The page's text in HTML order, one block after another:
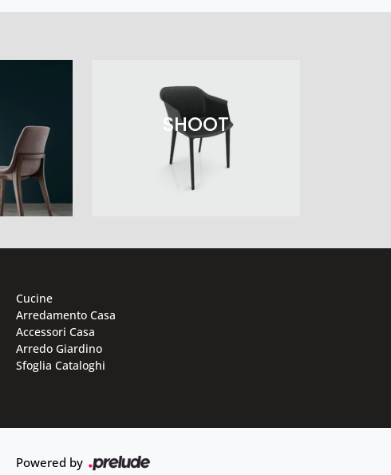
SHOOT
Cucine
Arredamento Casa
Accessori Casa
Arredo Giardino
Sfoglia Cataloghi
Powered by